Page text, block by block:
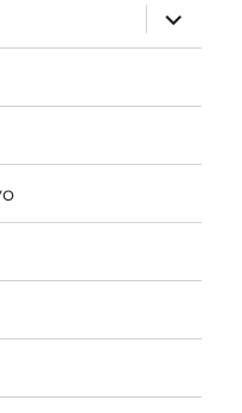
expand
child
menu